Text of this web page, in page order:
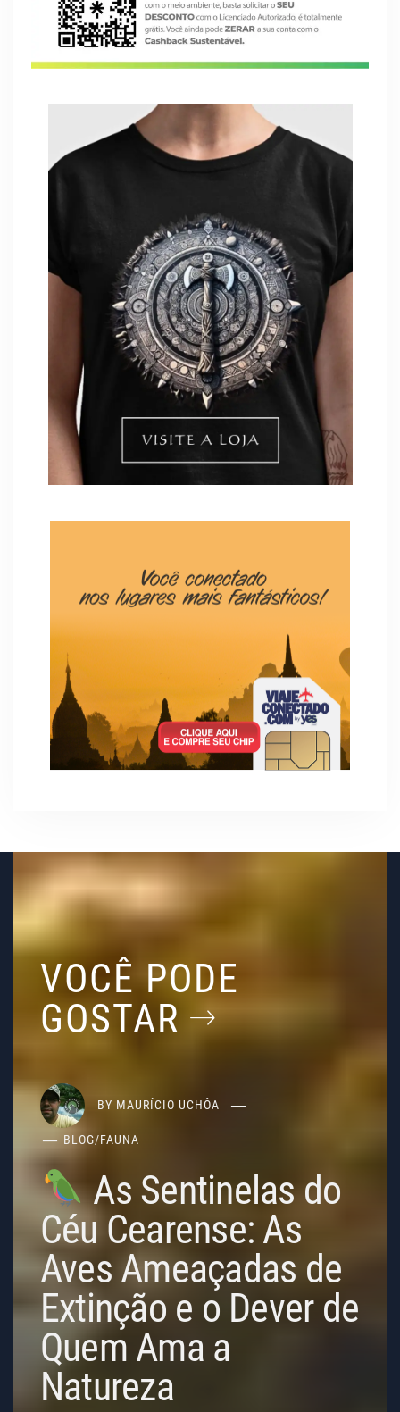
VOCÊ PODE
GOSTAR
BY MAURÍCIO UCHÔA
BLOG/FAUNA
As Sentinelas do
Céu Cearense: As
Aves Ameaçadas de
Extinção e o Dever de
Quem Ama a
Natureza